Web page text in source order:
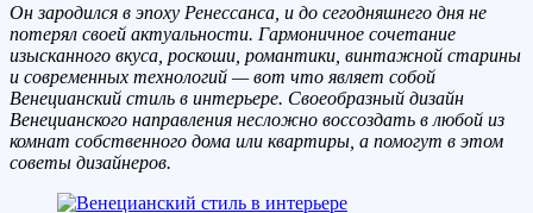
Он зародился в эпоху Ренессанса, и до сегодняшнего дня не
потерял своей актуальности. Гармоничное сочетание
изысканного вкуса, роскоши, романтики, винтажной старины
и современных технологий — вот что являет собой
Венецианский стиль в интерьере. Своеобразный дизайн
Венецианского направления несложно воссоздать в любой из
комнат собственного дома или квартиры, а помогут в этом
советы дизайнеров.